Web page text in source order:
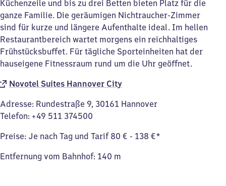
Küchenzeile und bis zu drei Betten bieten Platz für die
ganze Familie. Die geräumigen Nichtraucher-Zimmer
sind für kurze und längere Aufenthalte ideal. Im hellen
Restaurantbereich wartet morgens ein reichhaltiges
Frühstücksbuffet. Für tägliche Sporteinheiten hat der
hauseigene Fitnessraum rund um die Uhr geöffnet.
Novotel Suites Hannover City
Adresse: Rundestraße 9, 30161 Hannover
Telefon: +49 511 374500
Preise: Je nach Tag und Tarif 80 € - 138 €*
Entfernung vom Bahnhof: 140 m